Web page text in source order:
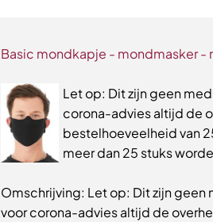
Basic mondkapje - mondmasker -
Let op: Dit zijn geen
corona-advies altijd de
bestelhoeveelheid van
meer dan 25 stuks
Omschrijving: Let op: Dit zijn
voor corona-advies altijd de